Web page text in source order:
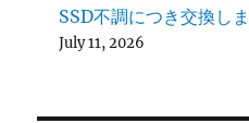
SSD不調につき交換し
July 11, 2026